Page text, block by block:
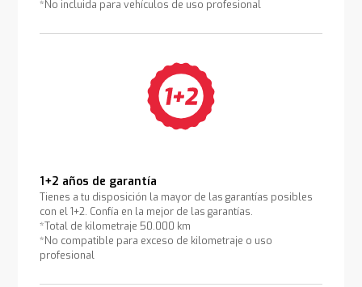
*No incluida para vehículos de uso profesional
1+2 años de garantía
Tienes a tu disposición la mayor de las garantías posibles
con el 1+2. Confía en la mejor de las garantías.
*Total de kilometraje 50.000 km
*No compatible para exceso de kilometraje o uso
profesional